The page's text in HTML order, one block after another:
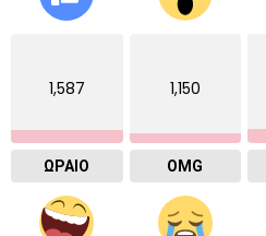
1,587
ΩΡΑΙΟ
1,150
OMG